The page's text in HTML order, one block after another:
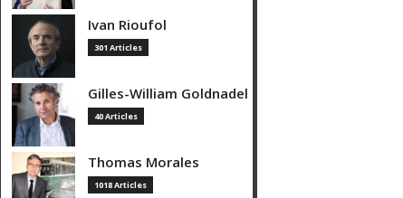
Ivan Rioufol
301 Articles
Gilles-William Goldnadel
40 Articles
Thomas Morales
1018 Articles